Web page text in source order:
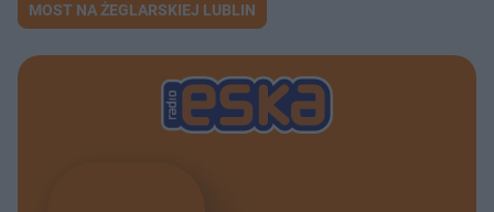
MOST NA ŻEGLARSKIEJ LUBLIN